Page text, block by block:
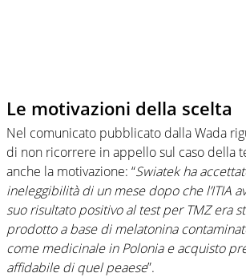
Le motivazioni della scelta
Nel comunicato pubblicato dalla Wada
di non ricorrere in appello sul caso della
anche la motivazione: “Swiatek ha
ineleggibilità di un mese dopo che l’ITIA
suo risultato positivo al test per TMZ era
prodotto a base di melatonina
come medicinale in Polonia e acquisto
affidabile di quel peaese”.